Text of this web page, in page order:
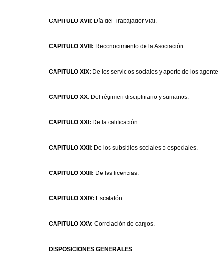
CAPITULO XVII: Día del Trabajador Vial.
CAPITULO XVIII: Reconocimiento de la Asociación.
CAPITULO XIX: De los servicios sociales y aporte de los
CAPITULO XX: Del régimen disciplinario y sumarios.
CAPITULO XXI: De la calificación.
CAPITULO XXII: De los subsidios sociales o especiales.
CAPITULO XXIII: De las licencias.
CAPITULO XXIV: Escalafón.
CAPITULO XXV: Correlación de cargos.
DISPOSICIONES GENERALES